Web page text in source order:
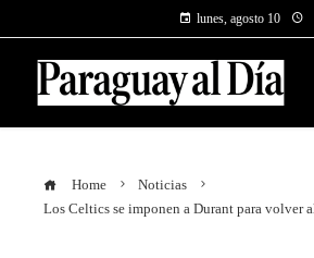
lunes, agosto 10
Home
Noticias
Los Celtics se imponen a Durant para volver